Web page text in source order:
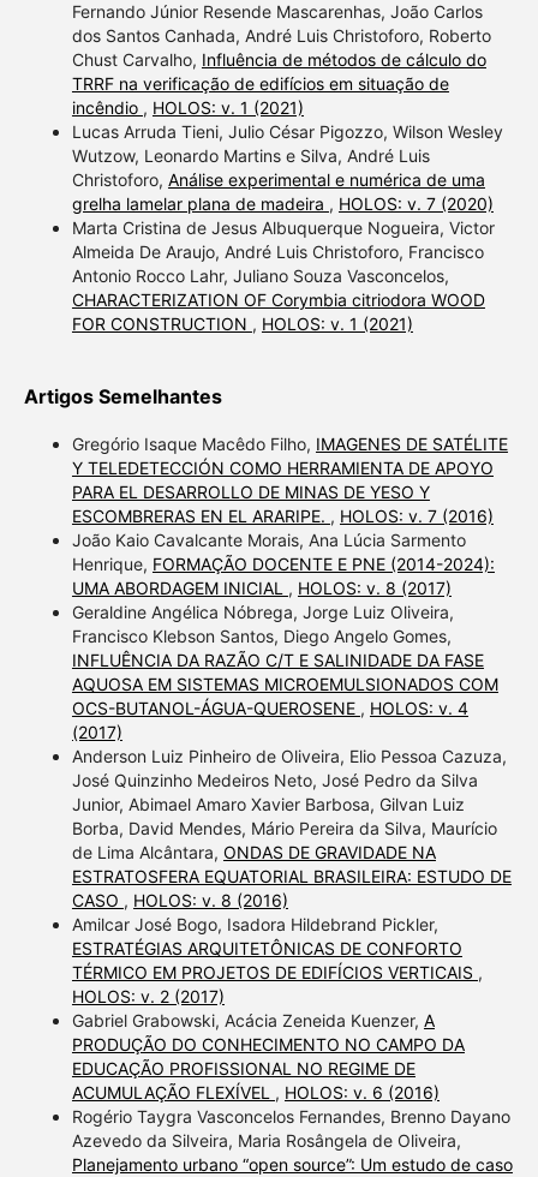
Fernando Júnior Resende Mascarenhas, João Carlos
dos Santos Canhada, André Luis Christoforo, Roberto
Chust Carvalho, Influência de métodos de cálculo do
TRRF na verificação de edifícios em situação de
incêndio , HOLOS: v. 1 (2021)
Lucas Arruda Tieni, Julio César Pigozzo, Wilson Wesley
Wutzow, Leonardo Martins e Silva, André Luis
Christoforo, Análise experimental e numérica de uma
grelha lamelar plana de madeira , HOLOS: v. 7 (2020)
Marta Cristina de Jesus Albuquerque Nogueira, Victor
Almeida De Araujo, André Luis Christoforo, Francisco
Antonio Rocco Lahr, Juliano Souza Vasconcelos,
CHARACTERIZATION OF Corymbia citriodora WOOD
FOR CONSTRUCTION , HOLOS: v. 1 (2021)
Artigos Semelhantes
Gregório Isaque Macêdo Filho, IMAGENES DE SATÉLITE
Y TELEDETECCIÓN COMO HERRAMIENTA DE APOYO
PARA EL DESARROLLO DE MINAS DE YESO Y
ESCOMBRERAS EN EL ARARIPE. , HOLOS: v. 7 (2016)
João Kaio Cavalcante Morais, Ana Lúcia Sarmento
Henrique, FORMAÇÃO DOCENTE E PNE (2014-2024):
UMA ABORDAGEM INICIAL , HOLOS: v. 8 (2017)
Geraldine Angélica Nóbrega, Jorge Luiz Oliveira,
Francisco Klebson Santos, Diego Angelo Gomes,
INFLUÊNCIA DA RAZÃO C/T E SALINIDADE DA FASE
AQUOSA EM SISTEMAS MICROEMULSIONADOS COM
OCS-BUTANOL-ÁGUA-QUEROSENE , HOLOS: v. 4
(2017)
Anderson Luiz Pinheiro de Oliveira, Elio Pessoa Cazuza,
José Quinzinho Medeiros Neto, José Pedro da Silva
Junior, Abimael Amaro Xavier Barbosa, Gilvan Luiz
Borba, David Mendes, Mário Pereira da Silva, Maurício
de Lima Alcântara, ONDAS DE GRAVIDADE NA
ESTRATOSFERA EQUATORIAL BRASILEIRA: ESTUDO DE
CASO , HOLOS: v. 8 (2016)
Amilcar José Bogo, Isadora Hildebrand Pickler,
ESTRATÉGIAS ARQUITETÔNICAS DE CONFORTO
TÉRMICO EM PROJETOS DE EDIFÍCIOS VERTICAIS ,
HOLOS: v. 2 (2017)
Gabriel Grabowski, Acácia Zeneida Kuenzer, A
PRODUÇÃO DO CONHECIMENTO NO CAMPO DA
EDUCAÇÃO PROFISSIONAL NO REGIME DE
ACUMULAÇÃO FLEXÍVEL , HOLOS: v. 6 (2016)
Rogério Taygra Vasconcelos Fernandes, Brenno Dayano
Azevedo da Silveira, Maria Rosângela de Oliveira,
Planejamento urbano “open source”: Um estudo de caso